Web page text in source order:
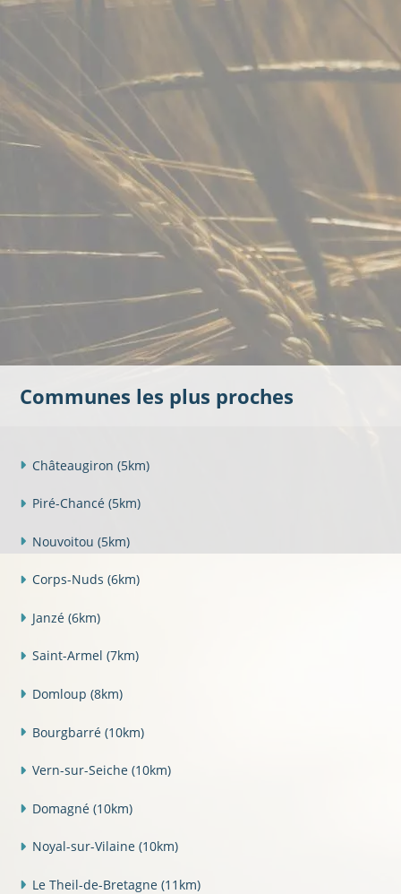
Communes les plus proches
Châteaugiron (5km)
Piré-Chancé (5km)
Nouvoitou (5km)
Corps-Nuds (6km)
Janzé (6km)
Saint-Armel (7km)
Domloup (8km)
Bourgbarré (10km)
Vern-sur-Seiche (10km)
Domagné (10km)
Noyal-sur-Vilaine (10km)
Le Theil-de-Bretagne (11km)